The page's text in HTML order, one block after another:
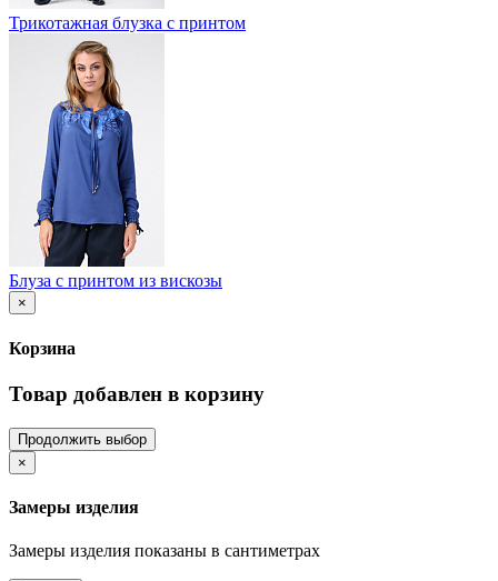
Трикотажная блузка с принтом
Блуза с принтом из вискозы
×
Корзина
Товар добавлен в корзину
Продолжить выбор
×
Замеры изделия
Замеры изделия показаны в сантиметрах